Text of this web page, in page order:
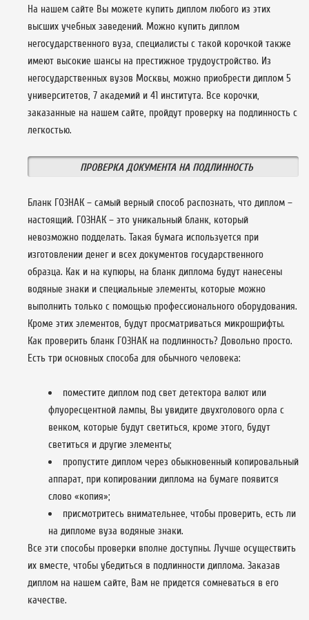
На нашем сайте Вы можете купить диплом любого из этих
высших учебных заведений. Можно купить диплом
негосударственного вуза, специалисты с такой корочкой также
имеют высокие шансы на престижное трудоустройство. Из
негосударственных вузов Москвы, можно приобрести диплом 5
университетов, 7 академий и 41 института. Все корочки,
заказанные на нашем сайте, пройдут проверку на подлинность с
легкостью.
ПРОВЕРКА ДОКУМЕНТА НА ПОДЛИННОСТЬ
Бланк ГОЗНАК – самый верный способ распознать, что диплом –
настоящий. ГОЗНАК – это уникальный бланк, который
невозможно подделать. Такая бумага используется при
изготовлении денег и всех документов государственного
образца. Как и на купюры, на бланк диплома будут нанесены
водяные знаки и специальные элементы, которые можно
выполнить только с помощью профессионального оборудования.
Кроме этих элементов, будут просматриваться микрошрифты.
Как проверить бланк ГОЗНАК на подлинность? Довольно просто.
Есть три основных способа для обычного человека:
поместите диплом под свет детектора валют или
флуоресцентной лампы, Вы увидите двухголового орла с
венком, которые будут светиться, кроме этого, будут
светиться и другие элементы;
пропустите диплом через обыкновенный копировальный
аппарат, при копировании диплома на бумаге появится
слово «копия»;
присмотритесь внимательнее, чтобы проверить, есть ли
на дипломе вуза водяные знаки.
Все эти способы проверки вполне доступны. Лучше осуществить
их вместе, чтобы убедиться в подлинности диплома. Заказав
диплом на нашем сайте, Вам не придется сомневаться в его
качестве.